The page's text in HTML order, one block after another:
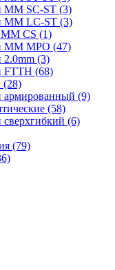
MM SC-ST (3)
MM LC-ST (3)
CS (1)
MM MPO (47)
2.0mm (3)
FTTH (68)
(28)
армированный (9)
(58)
(6)
(79)